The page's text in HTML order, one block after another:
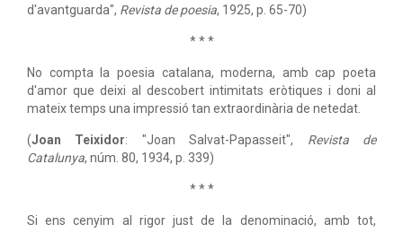
d'avantguarda", Revista de poesia, 1925, p. 65-70)
* * *
No compta la poesia catalana, moderna, amb cap poeta
d'amor que deixi al descobert intimitats eròtiques i doni al
mateix temps una impressió tan extraordinària de netedat.
(Joan Teixidor: "Joan Salvat-Papasseit", Revista de
Catalunya, núm. 80, 1934, p. 339)
* * *
Si ens cenyim al rigor just de la denominació, amb tot,